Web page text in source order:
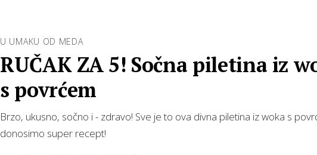
U UMAKU OD MEDA
RUČAK ZA 5! Sočna piletina iz
s povrćem
Brzo, ukusno, sočno i - zdravo! Sve je to ova divna piletina iz woka s
donosimo super recept!